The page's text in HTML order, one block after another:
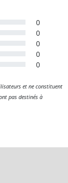
0
0
0
0
0
et ne constituent
pas destinés à